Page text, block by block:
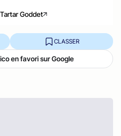
Goddet
CLASSER
en favori sur Google